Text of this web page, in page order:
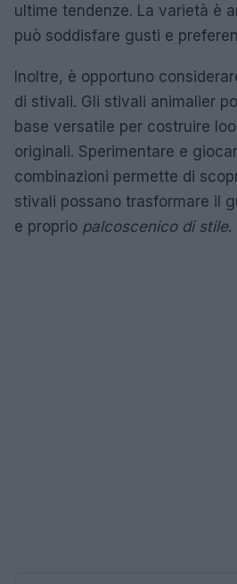
ultime tendenze. La varietà è
può soddisfare gusti e
Inoltre, è opportuno
di stivali. Gli stivali animalier
base versatile per costruire
originali. Sperimentare e
combinazioni permette di
stivali possano trasformare il
e proprio palcoscenico di stile.